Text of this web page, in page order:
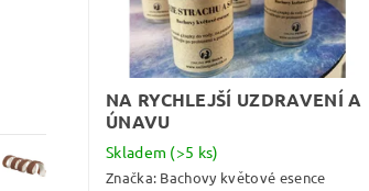
NA RYCHLEJŠÍ UZDRAVENÍ A
ÚNAVU
Skladem (>5 ks)
Značka: Bachovy květové esence